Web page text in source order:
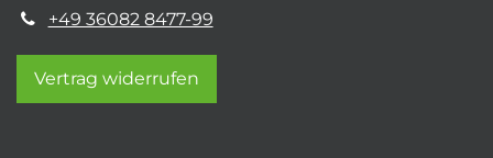
+49 36082 8477-99
Vertrag widerrufen